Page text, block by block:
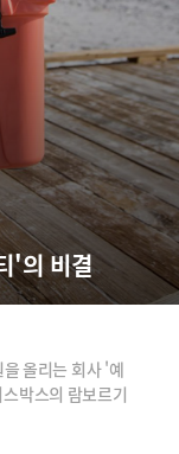
'의 비결
올리는 회사 '예
박스의 람보르기